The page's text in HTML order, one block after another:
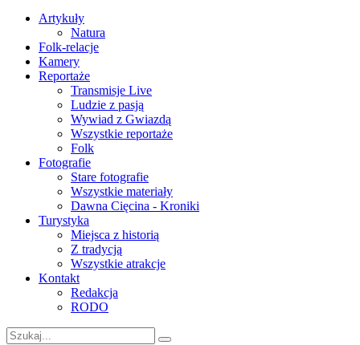
Artykuły
Natura
Folk-relacje
Kamery
Reportaże
Transmisje Live
Ludzie z pasją
Wywiad z Gwiazdą
Wszystkie reportaże
Folk
Fotografie
Stare fotografie
Wszystkie materiały
Dawna Cięcina - Kroniki
Turystyka
Miejsca z historią
Z tradycją
Wszystkie atrakcje
Kontakt
Redakcja
RODO